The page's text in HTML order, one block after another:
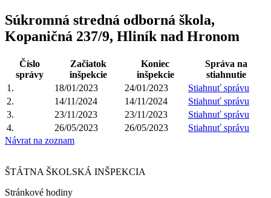
Súkromná stredná odborná škola,
Kopaničná 237/9, Hliník nad Hronom
Číslo
správy
Začiatok
inšpekcie
Koniec
inšpekcie
Správa na
stiahnutie
1.
18/01/2023 24/01/2023
Stiahnuť správu
2.
14/11/2024 14/11/2024
Stiahnuť správu
3.
23/11/2023 23/11/2023
Stiahnuť správu
4.
26/05/2023 26/05/2023
Stiahnuť správu
Návrat na zoznam
ŠTÁTNA ŠKOLSKÁ INŠPEKCIA
Stránkové hodiny​